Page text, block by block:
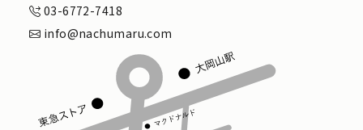
03-6772-7418
info@nachumaru.com